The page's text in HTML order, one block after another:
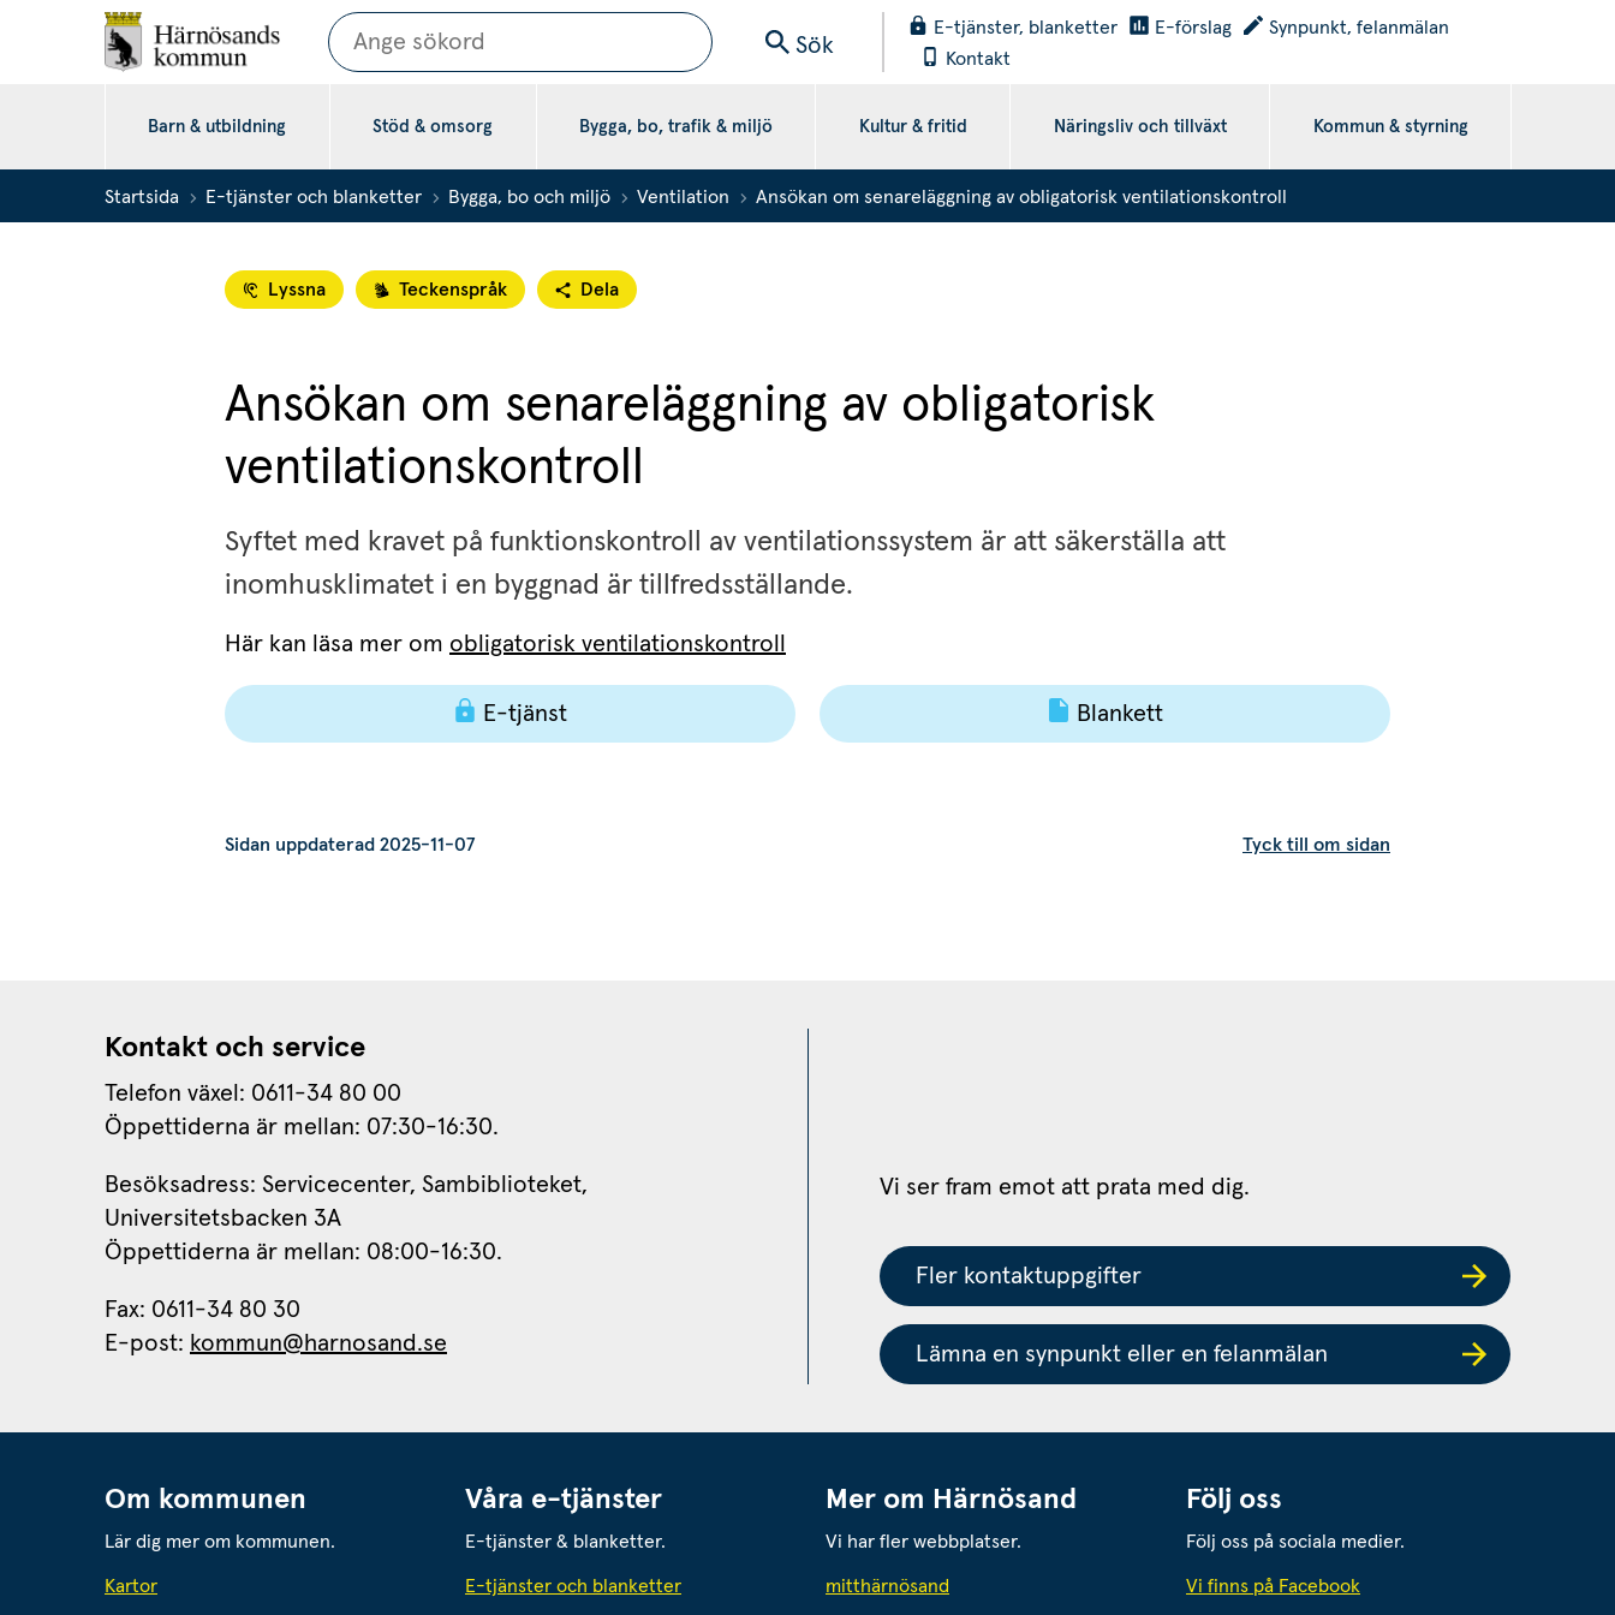
Sök
Sök
E-tjänster, blanketter E-förslag
Synpunkt, felanmälan
Kontakt
Barn & utbildning Stöd & omsorg Bygga, bo, trafik & miljö Kultur & fritid Näringsliv och tillväxt Kommun & styrning
Startsida E-tjänster och blanketter Bygga, bo och miljö Ventilation Ansökan om senareläggning av obligatorisk ventilationskontroll
Lyssna Teckenspråk Dela
Ansökan om senareläggning av obligatorisk
ventilationskontroll
Syftet med kravet på funktionskontroll av ventilationssystem är att säkerställa att
inomhusklimatet i en byggnad är tillfredsställande.
Här kan läsa mer om obligatorisk ventilationskontroll
E-tjänst Blankett
Sidan uppdaterad 2025-11-07 Tyck till om sidan
Kontakt och service
Telefon växel: 0611-34 80 00
Öppettiderna är mellan: 07:30-16:30.
Besöksadress: Servicecenter, Sambiblioteket,
Universitetsbacken 3A
Öppettiderna är mellan: 08:00-16:30.
Fax: 0611-34 80 30
E-post: kommun@harnosand.se
Vi ser fram emot att prata med dig.
Fler kontaktuppgifter
Lämna en synpunkt eller en felanmälan
Om kommunen
Lär dig mer om kommunen.
Kartor
Våra e-tjänster
E-tjänster & blanketter.
E-tjänster och blanketter
Mer om Härnösand
Vi har fler webbplatser.
mitthärnösand
Följ oss
Följ oss på sociala medier.
Vi finns på Facebook